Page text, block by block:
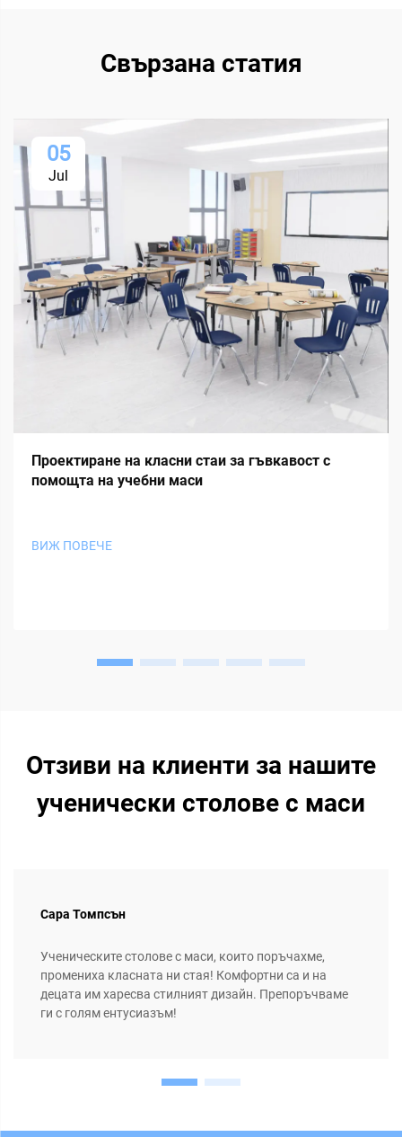
Свързана статия
05
Jul
Проектиране на класни стаи за гъвкавост с
помощта на учебни маси
ВИЖ ПОВЕЧЕ
Отзиви на клиенти за нашите
ученически столове с маси
Сара Томпсън
Ученическите столове с маси, които поръчахме,
промениха класната ни стая! Комфортни са и на
децата им харесва стилният дизайн. Препоръчваме
ги с голям ентусиазъм!